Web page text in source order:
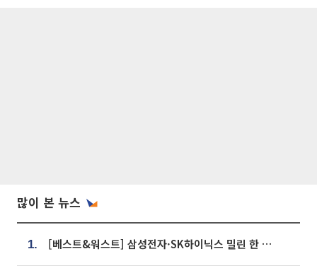
많이 본 뉴스
1. [베스트&워스트] 삼성전자·SK하이닉스 밀린 한 주…상상인증권은 85% 급등